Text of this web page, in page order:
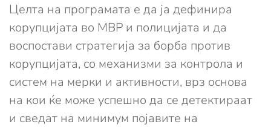
Целта на програмата е да ја дефинира
корупцијата во МВР и полицијата и да
воспостави стратегија за борба против
корупцијата, со механизми за контрола и
систем на мерки и активности, врз основа
на кои ќе може успешно да се детектираат
и сведат на минимум појавите на